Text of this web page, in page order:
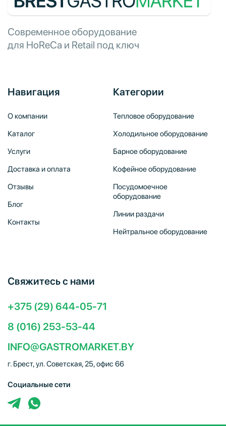
Современное оборудование
для HoReCa и Retail под ключ
Навигация
О компании
Каталог
Услуги
Доставка и оплата
Отзывы
Блог
Контакты
Категории
Тепловое оборудование
Холодильное оборудование
Барное оборудование
Кофейное оборудование
Посудомоечное
оборудование
Линии раздачи
Нейтральное оборудование
Свяжитесь с нами
+375 (29) 644-05-71
8 (016) 253-53-44
INFO@GASTROMARKET.BY
г. Брест, ул. Советская, 25, офис 66
Социальные сети